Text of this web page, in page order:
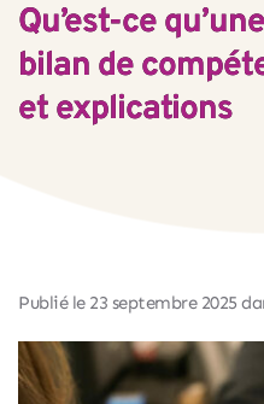
Qu’est-ce
bilan de
et explications
Publié le 23 septembre 2025